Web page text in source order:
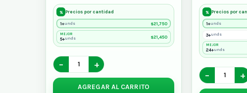
% Precios por cantidad
1+unds $21,750
MEJOR
5+unds $21,450
− +
AGREGAR AL CARRITO
% Precios por
1+unds
3+unds
MEJOR
24+unds
− +